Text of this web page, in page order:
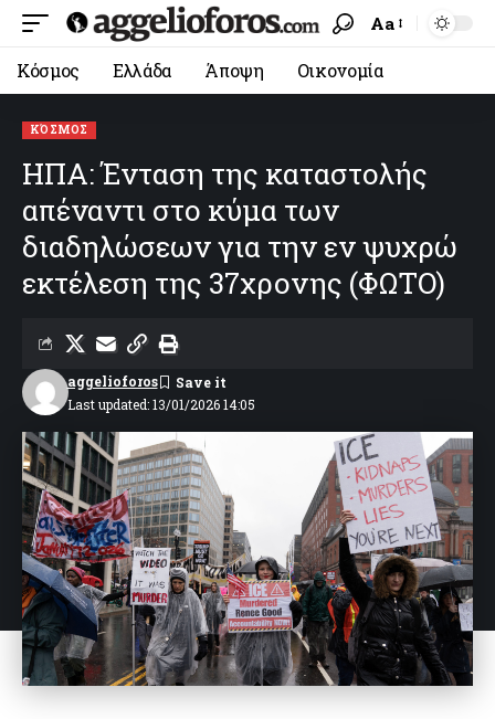
Aa
Κόσμος Ελλάδα Άποψη Οικονομία
ΚΌΣΜΟΣ
ΗΠΑ: Ένταση της καταστολής
απέναντι στο κύμα των
διαδηλώσεων για την εν ψυχρώ
εκτέλεση της 37χρονης (ΦΩΤΟ)
Last updated: 13/01/2026 14:05
aggelioforos